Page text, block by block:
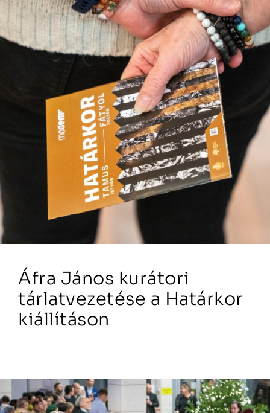
Áfra János kurátori
tárlatvezetése a Határkor
kiállításon